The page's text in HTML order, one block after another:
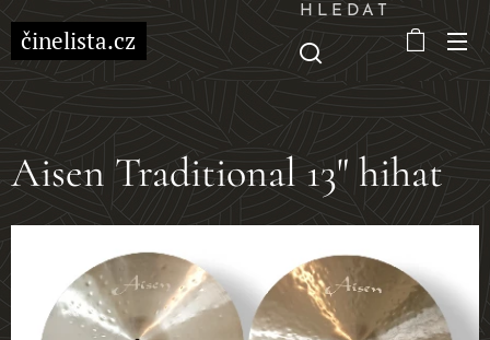
činelista.cz
HLEDAT
Aisen Traditional 13" hihat